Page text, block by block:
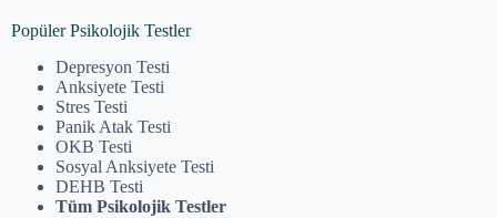
Popüler Psikolojik Testler
Depresyon Testi
Anksiyete Testi
Stres Testi
Panik Atak Testi
OKB Testi
Sosyal Anksiyete Testi
DEHB Testi
Tüm Psikolojik Testler